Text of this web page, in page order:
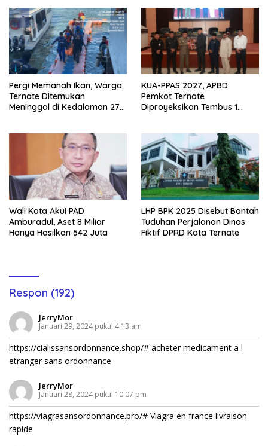
Pergi Memanah Ikan, Warga
Ternate Ditemukan
Meninggal di Kedalaman 27
KUA-PPAS 2027, APBD
Pemkot Ternate
Diproyeksikan Tembus 1
Wali Kota Akui PAD
Amburadul, Aset 8 Miliar
Hanya Hasilkan 542 Juta
LHP BPK 2025 Disebut Bantah
Tuduhan Perjalanan Dinas
Fiktif DPRD Kota Ternate
Respon (192)
JerryMor
Januari 29, 2024 pukul 4:13 am
https://cialissansordonnance.shop/# acheter medicament a l
etranger sans ordonnance
JerryMor
Januari 28, 2024 pukul 10:07 pm
https://viagrasansordonnance.pro/# Viagra en france livraison
rapide